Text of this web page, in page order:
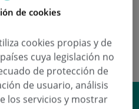
24 horas
de 08:00 a 22:00
de cookies
cookies propias y de
cuya legislación no
de protección de
de usuario, análisis
los servicios y mostrar